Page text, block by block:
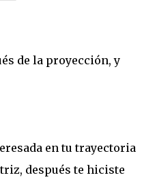
de la proyección, y
en tu trayectoria
después te hiciste